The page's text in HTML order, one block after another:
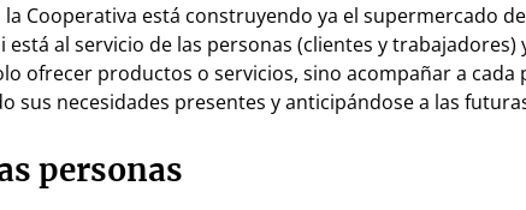
Cooperativa está construyendo ya el supermercado
al servicio de las personas (clientes y trabajadores)
ofrecer productos o servicios, sino acompañar a cada
sus necesidades presentes y anticipándose a las
personas